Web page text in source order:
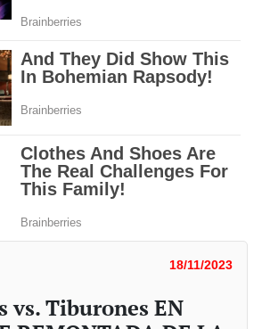
18/11/2023
vs. Tiburones EN